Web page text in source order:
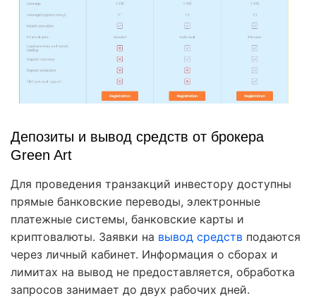
Депозиты и вывод средств от брокера
Green Art
Для проведения транзакций инвестору доступны
прямые банковские переводы, электронные
платежные системы, банковские карты и
криптовалюты. Заявки на вывод средств подаются
через личный кабинет. Информация о сборах и
лимитах на вывод не предоставляется, обработка
запросов занимает до двух рабочих дней.